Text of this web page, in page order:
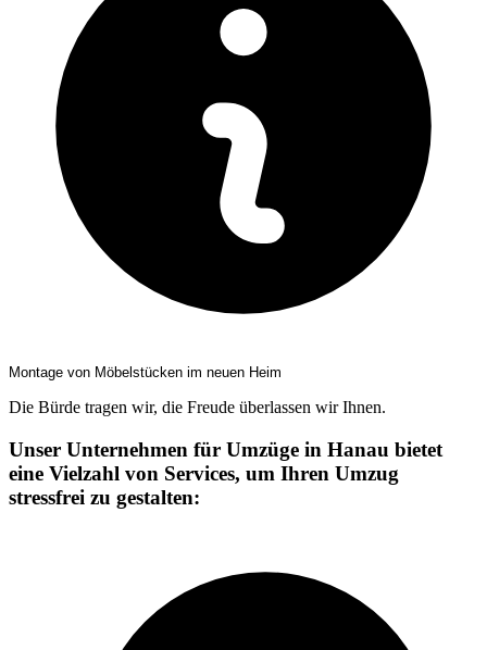
Montage von Möbelstücken im neuen Heim
Die Bürde tragen wir, die Freude überlassen wir Ihnen.
Unser Unternehmen für Umzüge in Hanau bietet
eine Vielzahl von Services, um Ihren Umzug
stressfrei zu gestalten: